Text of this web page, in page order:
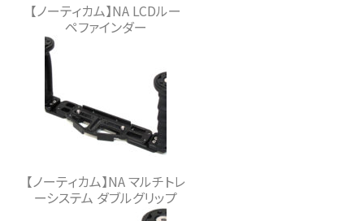
【ノーティカム】NA LCDルー
ペファインダー
【ノーティカム】NA マルチトレ
ーシステム ダブルグリップ